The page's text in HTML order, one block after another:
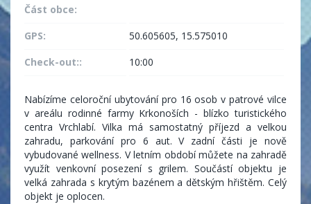
Část obce:
GPS:
50.605605, 15.575010
Check-out::
10:00
Nabízíme celoroční ubytování pro 16 osob v patrové vilce
v areálu rodinné farmy Krkonoších - blízko turistického
centra Vrchlabí. Vilka má samostatný příjezd a velkou
zahradu, parkování pro 6 aut. V zadní části je nově
vybudované wellness. V letním období můžete na zahradě
využít venkovní posezení s grilem. Součástí objektu je
velká zahrada s krytým bazénem a dětským hřištěm. Celý
objekt je oplocen.